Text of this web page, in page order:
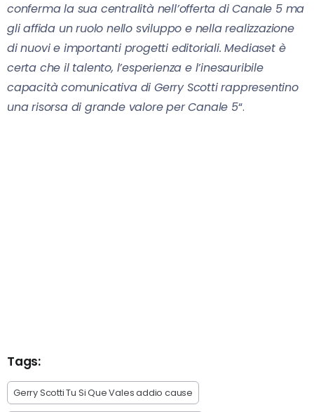
conferma la sua centralità nell’offerta di Canale 5 ma
gli affida un ruolo nello sviluppo e nella realizzazione
di nuovi e importanti progetti editoriali. Mediaset è
certa che il talento, l’esperienza e l’inesauribile
capacità comunicativa di Gerry Scotti rappresentino
una risorsa di grande valore per Canale 5“.
Tags:
Gerry Scotti Tu Si Que Vales addio cause